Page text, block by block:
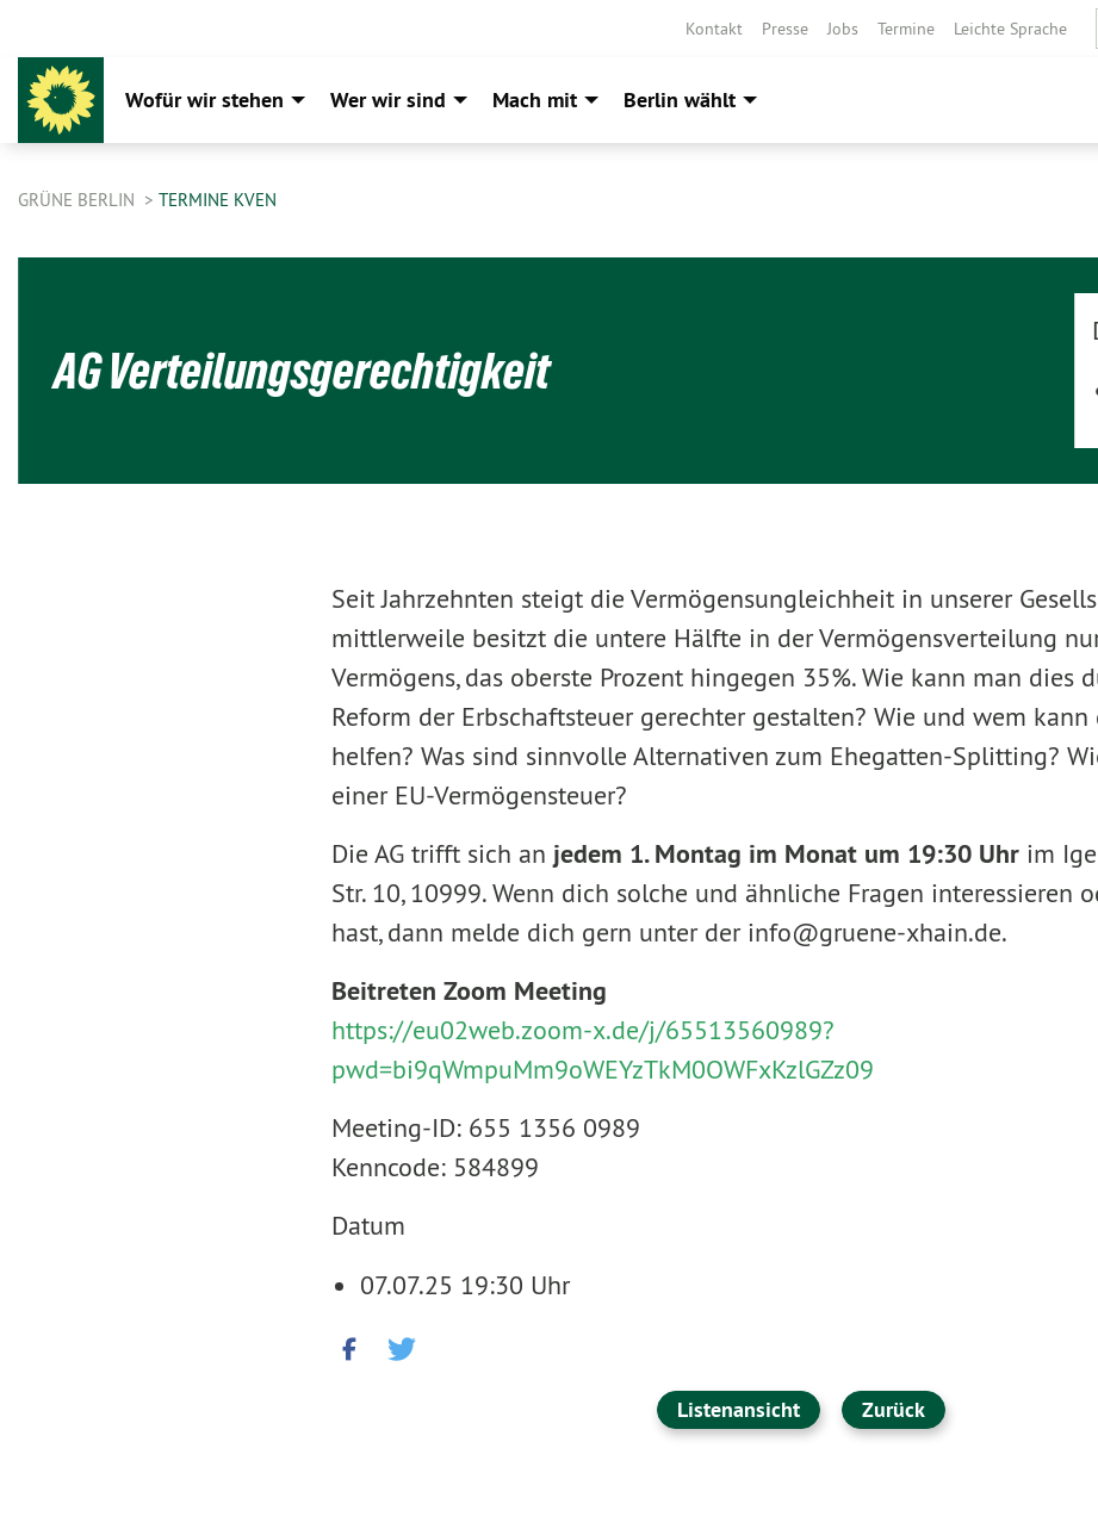
Kontakt Presse Jobs Termine Leichte Sprache
Wofür wir stehen Wer wir sind Mach mit Berlin wählt
GRÜNE BERLIN TERMINE KVEN
AG Verteilungsgerechtigkeit
Seit Jahrzehnten steigt die Vermögensungleichheit in unserer
mittlerweile besitzt die untere Hälfte in der Vermögensverteilung
Vermögens, das oberste Prozent hingegen 35%. Wie kann man dies
Reform der Erbschaftsteuer gerechter gestalten? Wie und wem
helfen? Was sind sinnvolle Alternativen zum Ehegatten-Splitting?
einer EU-Vermögensteuer?
Die AG trifft sich an jedem 1. Montag im Monat um 19:30 Uhrim
Str. 10, 10999. Wenn dich solche und ähnliche Fragen interessieren
hast, dann melde dich gern unter der info@gruene-xhain.de.
Beitreten Zoom Meeting
https://eu02web.zoom-x.de/j/65513560989?
pwd=bi9qWmpuMm9oWEYzTkM0OWFxKzlGZz09
Meeting-ID: 655 1356 0989
Kenncode: 584899
Datum
07.07.25 19:30 Uhr
Listenansicht Zurück